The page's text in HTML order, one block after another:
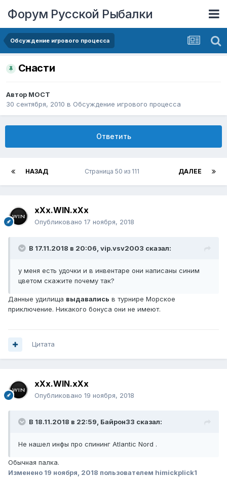
Форум Русской Рыбалки
Обсуждение игрового процесса
Снасти
Автор MOCT
30 сентября, 2010 в Обсуждение игрового процесса
Ответить
НАЗАД ДАЛЕЕ
Страница 50 из 111
xXx.WIN.xXx
Опубликовано 17 ноября, 2018
В 17.11.2018 в 20:06, vip.vsv2003 сказал:
у меня есть удочки и в инвентаре они написаны синим
цветом скажите почему так?
Данные удилища выдавались в турнире Морское
приключение. Никакого бонуса они не имеют.
Цитата
xXx.WIN.xXx
Опубликовано 19 ноября, 2018
В 18.11.2018 в 22:59, Байрон33 сказал:
Не нашел инфы про спининг Atlantic Nord .
Обычная палка.
Изменено 19 ноября, 2018 пользователем himickplick1